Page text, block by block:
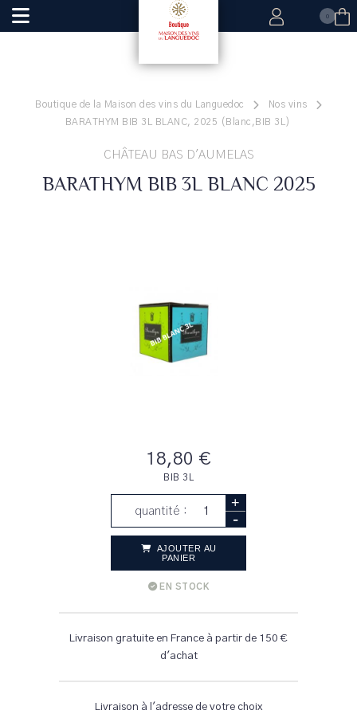
0
Boutique de la Maison des vins du Languedoc
Nos vins
BARATHYM BIB 3L BLANC, 2025 (Blanc,BIB 3L)
CHÂTEAU BAS D'AUMELAS
BARATHYM BIB 3L BLANC 2025
18,80 €
BIB 3L
quantité : +
-
AJOUTER AU
PANIER
EN STOCK
Livraison gratuite en France à partir de 150 €
d'achat
Livraison à l'adresse de votre choix